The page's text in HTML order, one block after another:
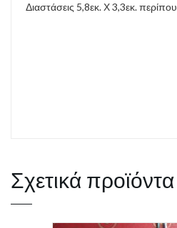
Διαστάσεις 5,8εκ. Χ 3,3εκ. περίπου
Σχετικά προϊόντα